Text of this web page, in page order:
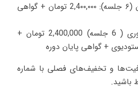
دوره فشرده آنلاین (۶ جلسه): 2,4۰۰,۰۰۰ تومان + گواهی
دوره فشرده حضوری ( 6 جلسه) 2,400,000 تومان +
+ گواهی پایان دوره
و تخفیف‌های فصلی با شماره
باشید.